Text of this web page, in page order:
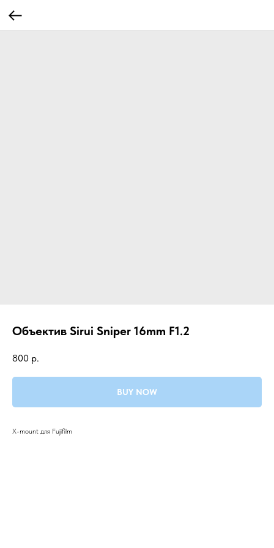
Объектив Sirui Sniper 16mm F1.2
800 р.
BUY NOW
X-mount для Fujifilm